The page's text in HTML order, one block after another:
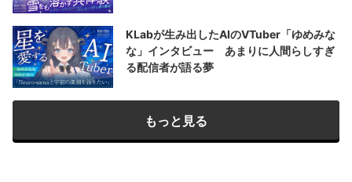
KLabが生み出したAIのVTuber「ゆめみな
な」インタビュー あまりに人間らしすぎ
る配信者が語る夢
もっと見る